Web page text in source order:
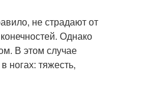
не страдают от
Однако
В этом случае
ногах: тяжесть,